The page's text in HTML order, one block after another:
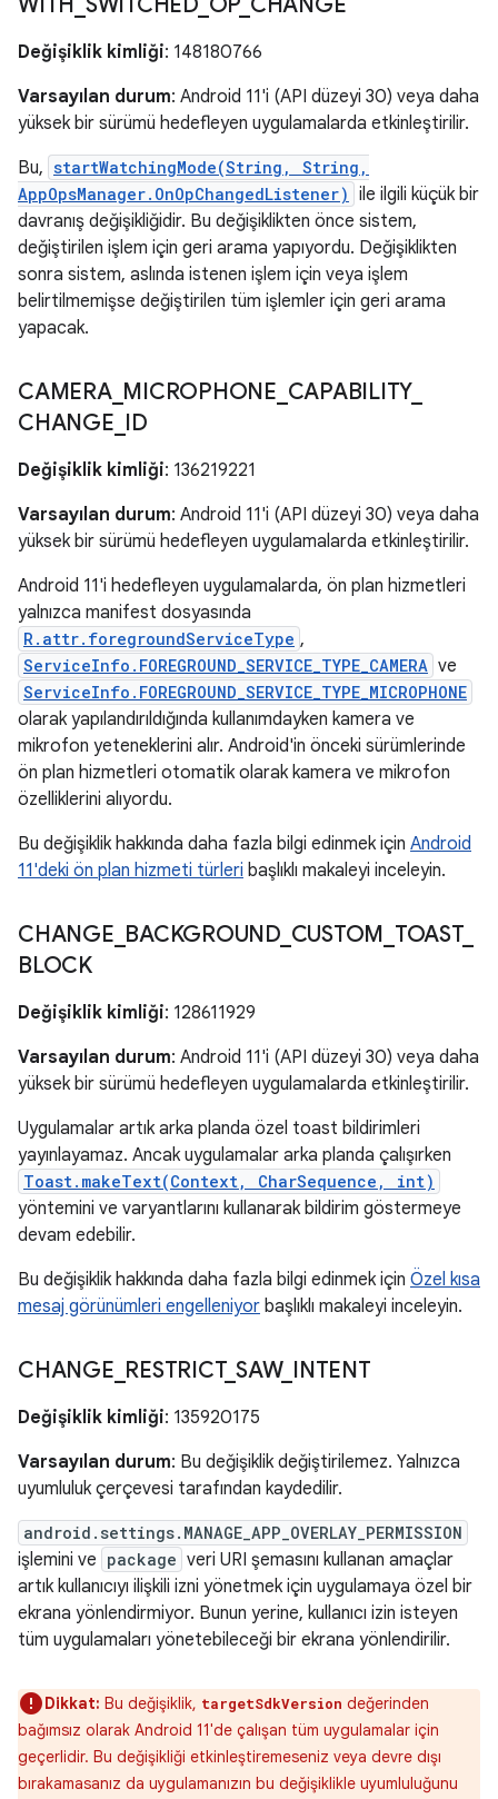
Değişiklik kimliği: 148180766
Varsayılan durum: Android 11'i (API düzeyi 30) veya daha
yüksek bir sürümü hedefleyen uygulamalarda etkinleştirilir.
Bu, startWatchingMode(String, String,
AppOpsManager.OnOpChangedListener) ile ilgili küçük bir
davranış değişikliğidir. Bu değişiklikten önce sistem,
değiştirilen işlem için geri arama yapıyordu. Değişiklikten
sonra sistem, aslında istenen işlem için veya işlem
belirtilmemişse değiştirilen tüm işlemler için geri arama
yapacak.
CAMERA_ MICROPHONE CAPABILITY_
CHANGE ID
Değişiklik kimliği: 136219221
Varsayılan durum: Android 11'i (API düzeyi 30) veya daha
yüksek bir sürümü hedefleyen uygulamalarda etkinleştirilir.
Android 11'i hedefleyen uygulamalarda, ön plan hizmetleri
yalnızca manifest dosyasında
R.attr.foregroundServiceType ,
ServiceInfo.FOREGROUND_SERVICE_TYPE_CAMERA ve
ServiceInfo.FOREGROUND_SERVICE_TYPE_MICROPHONE
olarak yapılandırıldığında kullanımdayken kamera ve
mikrofon yeteneklerini alır. Android'in önceki sürümlerinde
ön plan hizmetleri otomatik olarak kamera ve mikrofon
özelliklerini alıyordu.
Bu değişiklik hakkında daha fazla bilgi edinmek için Android
11'deki ön plan hizmeti türleri başlıklı makaleyi inceleyin.
CHANGE BACKGROUND_ CUSTOM TOAST_
BLOCK
Değişiklik kimliği: 128611929
Varsayılan durum: Android 11'i (API düzeyi 30) veya daha
yüksek bir sürümü hedefleyen uygulamalarda etkinleştirilir.
Uygulamalar artık arka planda özel toast bildirimleri
yayınlayamaz. Ancak uygulamalar arka planda çalışırken
Toast.makeText(Context, CharSequence, int)
yöntemini ve varyantlarını kullanarak bildirim göstermeye
devam edebilir.
Bu değişiklik hakkında daha fazla bilgi edinmek için Özel kısa
mesaj görünümleri engelleniyor başlıklı makaleyi inceleyin.
CHANGE RESTRICT_ SAW_ INTENT
Değişiklik kimliği: 135920175
Varsayılan durum: Bu değişiklik değiştirilemez. Yalnızca
uyumluluk çerçevesi tarafından kaydedilir.
android.settings.MANAGE_APP_OVERLAY_PERMISSION
işlemini ve package veri URI şemasını kullanan amaçlar
artık kullanıcıyı ilişkili izni yönetmek için uygulamaya özel bir
ekrana yönlendirmiyor. Bunun yerine, kullanıcı izin isteyen
tüm uygulamaları yönetebileceği bir ekrana yönlendirilir.
Dikkat: Bu değişiklik, targetSdkVersion değerinden
bağımsız olarak Android 11'de çalışan tüm uygulamalar için
geçerlidir. Bu değişikliği etkinleştiremeseniz veya devre dışı
bırakamasanız da uygulamanızın bu değişiklikle uyumluluğunu